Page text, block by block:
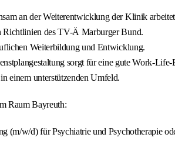
an der Weiterentwicklung der Klinik
Richtlinien des TV-Ä Marburger Bund.
Weiterbildung und Entwicklung.
sorgt für eine gute Work-Life-
einem unterstützenden Umfeld.
Raum Bayreuth:
(m/w/d) für Psychiatrie und Psychotherapie